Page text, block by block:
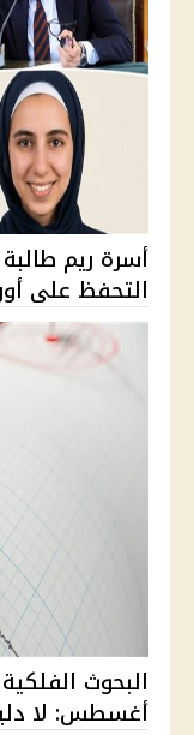
التحفظ على
أغسطس: لا